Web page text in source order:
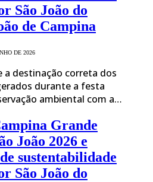
São João do
de Campina
DE 2026
a destinação correta dos
durante a festa
ambiental com a…
Grande
João 2026 e
sustentabilidade
São João do